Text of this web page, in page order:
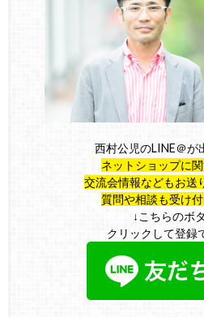
西村公児のLINE＠が
ネットショップに関
交流会情報などもお送
質問や相談も受け
↓こちらのボ
クリックして登録